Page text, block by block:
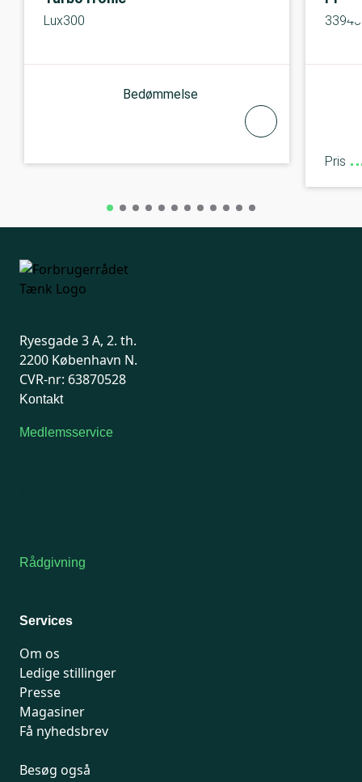
Lux300
Bedømmelse
Pris
Ryesgade 3 A, 2. th.
2200 København N.
CVR-nr: 63870528
Kontakt
Medlemsservice
Rådgivning
Services
Om os
Ledige stillinger
Presse
Magasiner
Få nyhedsbrev
Besøg også